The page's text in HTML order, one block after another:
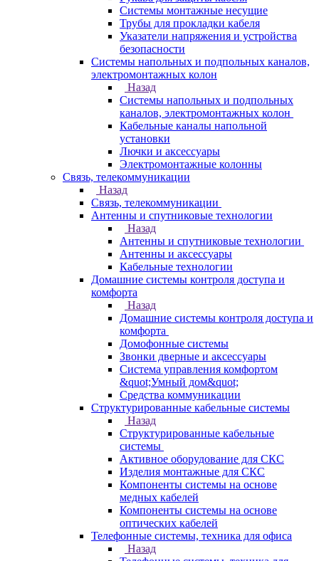
Системы монтажные несущие
Трубы для прокладки кабеля
Указатели напряжения и устройства
безопасности
Системы напольных и подпольных каналов,
электромонтажных колон
Назад
Системы напольных и подпольных
каналов, электромонтажных колон
Кабельные каналы напольной
установки
Лючки и аксессуары
Электромонтажные колонны
Связь, телекоммуникации
Назад
Связь, телекоммуникации
Антенны и спутниковые технологии
Назад
Антенны и спутниковые технологии
Антенны и аксессуары
Кабельные технологии
Домашние системы контроля доступа и
комфорта
Назад
Домашние системы контроля доступа и
комфорта
Домофонные системы
Звонки дверные и аксессуары
Система управления комфортом
&quot;Умный дом&quot;
Средства коммуникации
Структурированные кабельные системы
Назад
Структурированные кабельные
системы
Активное оборудование для СКС
Изделия монтажные для СКС
Компоненты системы на основе
медных кабелей
Компоненты системы на основе
оптических кабелей
Телефонные системы, техника для офиса
Назад